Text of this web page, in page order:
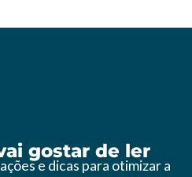
gostar de ler
e dicas para otimizar a